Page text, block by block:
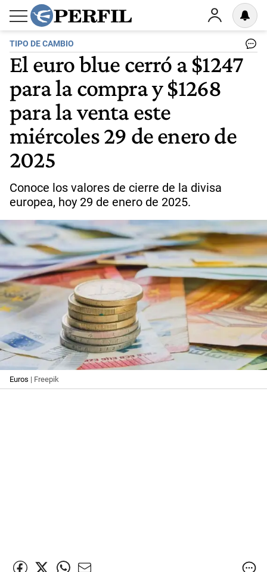
TIPO DE CAMBIO
El euro blue cerró a $1247
para la compra y $1268
para la venta este
miércoles 29 de enero de
2025
Conoce los valores de cierre de la divisa
europea, hoy 29 de enero de 2025.
Euros | Freepik